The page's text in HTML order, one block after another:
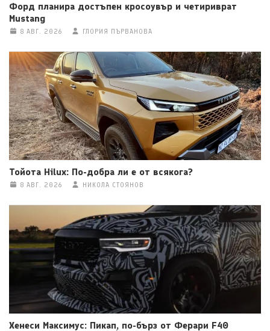
Форд планира достъпен кросоувър и четириврат
Mustang
8 АВГ. 2026 ГЛОРИЯ ПЪРВАНОВА
Тойота Hilux: По-добра ли е от всякога?
8 АВГ. 2026 НИКОЛА СТОЯНОВ
Хенеси Максимус: Пикап, по-бърз от Ферари F40